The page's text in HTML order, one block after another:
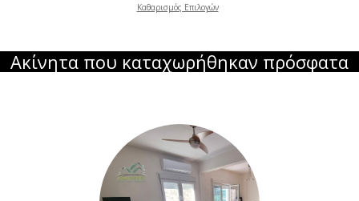
Καθαρισμός Επιλογών
Ακίνητα που καταχωρήθηκαν πρόσφατα